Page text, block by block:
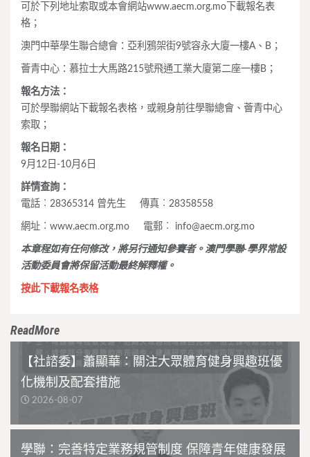
可於下列地址索取或本會網站www.aecm.org.mo下載報名表
格；
澳門中華學生聯合總會：亞利鴉架街9號容永大廈一樓A、B；
薈青中心：慕拉士大馬路215號飛通工業大廈第二座一樓B；
報名方法：
可於學聯網站下載報名表格，或親身前往學聯總會、薈青中心
索取；
報名日期：
9月12日-10月6日
詳情查詢：
電話︰28365314 曾先生 傳真︰28358558
網址︰www.aecm.org.mo 電郵︰ info@aecm.org.mo
本章程如有任何修改，將另行通知參賽者。澳門學聯-學界常設
活動委員會將保留活動最終解釋權。
按此下載報名表格
ReadMore
【社諮委】蕭顯華：關注大眾體育健身興趣班優
化機制及配套措施
2026-08-07
學聯：完善特定業務規管制度 保障青年健康發展